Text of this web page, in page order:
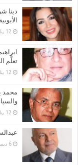
دينا
الأيوبية 3
12 يناير، 2026
تعلُّم
12 يناير، 2026
محمد
12 يناير، 2026
6 ديسمبر، 2025